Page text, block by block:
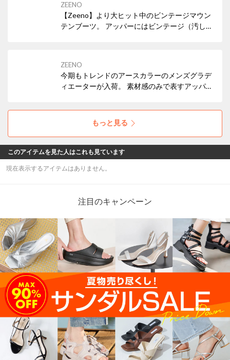
す。艶あるビジネスマンにオススメのとってお
きのマストアイテムです。
ZEENO
【Zeeno】より大ヒット中のビンテージマウン
テンブーツ。 アッパーにはビンテージ（汚し）
ZEENO
今期もトレンドのアースカラーのメンズグラデ
ィエーターが入荷。 素材感のみで表すアッパー
スニック系から、デニムやハーフパンツの使い
やすいアイテムにも、合わせやすいサンダルで
す。
もっと見る
このアイテムを見た人はこれも見ています
現在表示するアイテムはありません。
注目のキャンペーン